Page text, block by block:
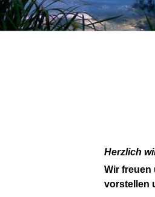
Herzlich
Wir freuen
vorstellen